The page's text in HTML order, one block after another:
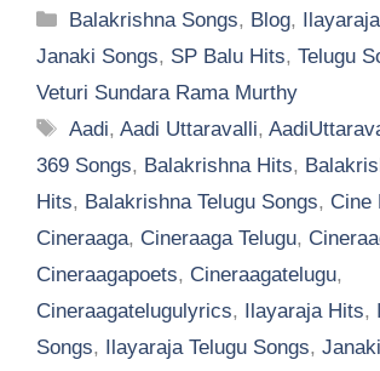
Categories
Balakrishna Songs, Blog,
Janaki Songs, SP Balu Hits, Telugu
Veturi Sundara Rama Murthy
Tags
Aadi,Aadi Uttaravalli,
369 Songs, Balakrishna Hits,
Hits, Balakrishna Telugu Songs, Cine
Cineraaga, Cineraaga Telugu,
Cineraagapoets, Cineraagatelugu,
Cineraagatelugulyrics, Ilayaraja Hits,
Songs, Ilayaraja Telugu Songs,